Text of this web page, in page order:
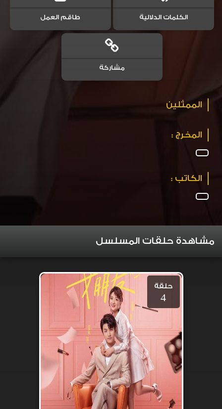
الكلمات الدلالية طاقم العمل
مشاركة
الممثلين
المخرج :
الكاتب :
مشاهدة حلقات المسلسل
حلقة
4